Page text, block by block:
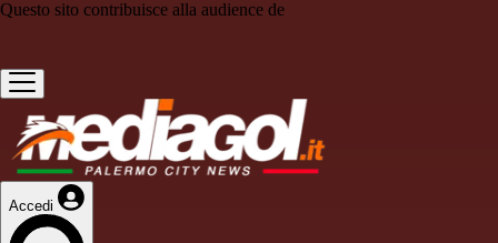
Questo sito contribuisce alla audience de
Accedi